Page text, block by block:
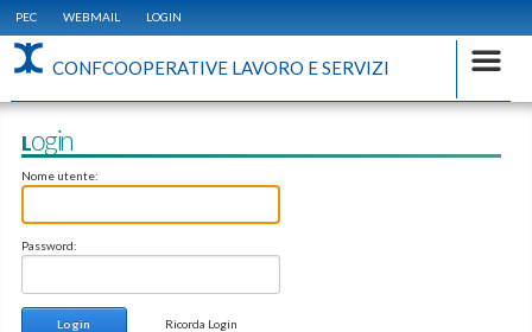
PEC WEBMAIL LOGIN
CONFCOOPERATIVE LAVORO E SERVIZI
Login
Nome utente:
Password:
Login Ricorda Login